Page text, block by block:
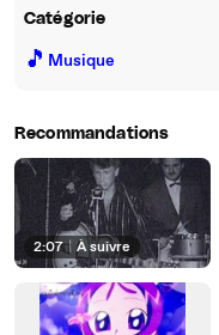
Catégorie
🎵 Musique
Recommandations
2:07 | À suivre